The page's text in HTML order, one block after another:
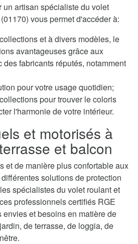
un artisan spécialiste du volet
vous permet d'accéder à:
et à divers modèles, le
avantageuses grâce aux
des fabricants réputés, notamment
pour votre usage quotidien;
pour trouver le coloris
l'harmonie de votre intérieur.
et motorisés à
et balcon
et de manière plus confortable aux
solutions de protection
spécialistes du volet roulant et
professionnels certifiés RGE
envies et besoins en matière de
de terrasse, de loggia, de